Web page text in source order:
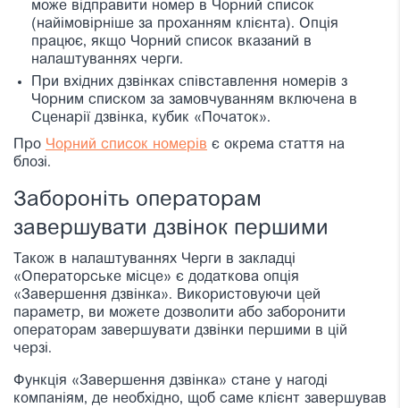
може відправити номер в Чорний список
(найімовірніше за проханням клієнта). Опція
працює, якщо Чорний список вказаний в
налаштуваннях черги.
При вхідних дзвінках співставлення номерів з
Чорним списком за замовчуванням включена в
Сценарії дзвінка, кубик «Початок».
Про Чорний список номерів є окрема стаття на
блозі.
Забороніть операторам
завершувати дзвінок першими
Також в налаштуваннях Черги в закладці
«Операторське місце» є додаткова опція
«Завершення дзвінка». Використовуючи цей
параметр, ви можете дозволити або заборонити
операторам завершувати дзвінки першими в цій
черзі.
Функція «Завершення дзвінка» стане у нагоді
компаніям, де необхідно, щоб саме клієнт завершував